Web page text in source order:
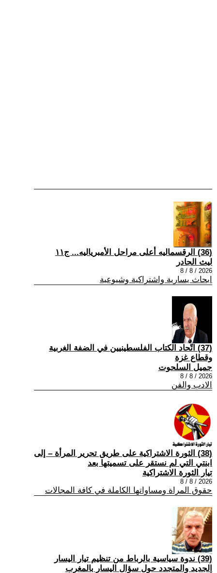
(36) الرقسماليه أعلى مراحل الأمبرياليه... ج١١
ليث الجادر
2026 / 8 / 8
ابحاث يسارية واشتراكية وشيوعية
(37) اتّحاد الكتاب الفلسطينيين في الضفة الغربية
وقطاع غزة
جميل السلحوت
2026 / 8 / 8
الادب والفن
(38) الثورة الاشتراكية على طريق تحرير المرأة – إلى
ابنتي التي لم نستقر على تسميتها بعد
تيار الثورة الاشتراكية
2026 / 8 / 8
حقوق المراة ومساواتها الكاملة في كافة المجالات
(39) ندوة سياسية بالرباط من تنظيم تيار اليسار
الجديد والمتجدد حول سؤال اليسار بالمغرب